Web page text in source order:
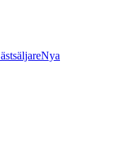
Nya